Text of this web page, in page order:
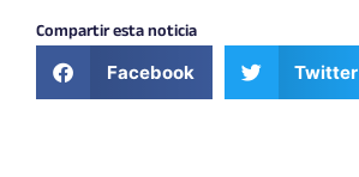
Compartir esta noticia
Facebook Twitter